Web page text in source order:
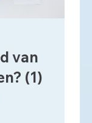
van
(1)